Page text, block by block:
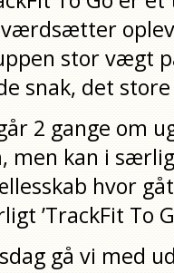
stor vægt
snak, det
2 gange om
men kan i
hvor
’TrackFit To
gå vi med